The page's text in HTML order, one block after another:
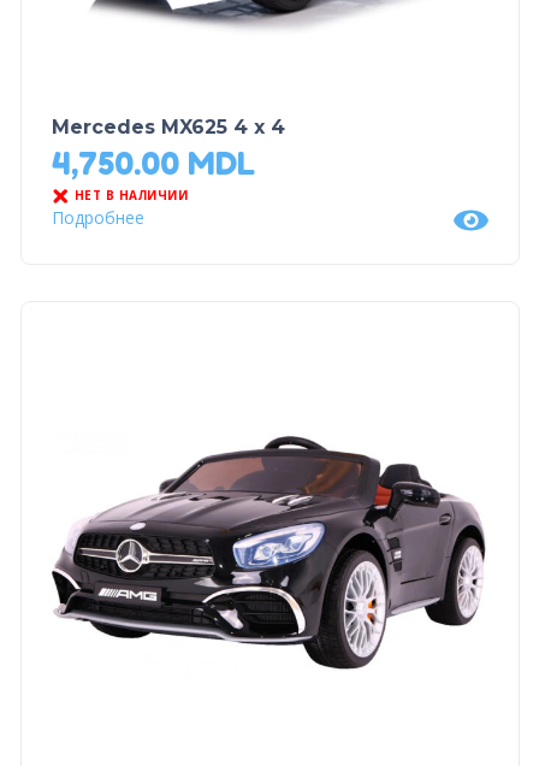
Mercedes MX625 4 x 4
4,750.00 MDL
НЕТ В НАЛИЧИИ
Подробнее